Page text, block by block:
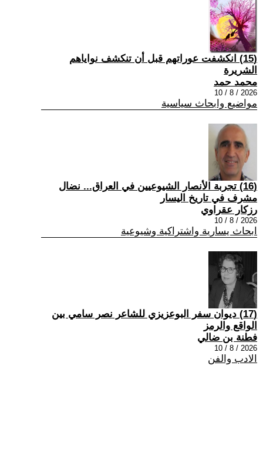
(15) انكشفت عوراتهم قبل أن تنكشف نواياهم
الشريرة
محمد حمد
2026 / 8 / 10
مواضيع وابحاث سياسية
(16) تجربة الأنصار الشيوعيين في العراق... نضال
مشرف في تاريخ اليسار
رزكار عقراوي
2026 / 8 / 10
ابحاث يسارية واشتراكية وشيوعية
(17) ديوان سفر البوعزيزي للشاعر نصر سامي بين
الواقع والرمز
فطنة بن ضالي
2026 / 8 / 10
الادب والفن